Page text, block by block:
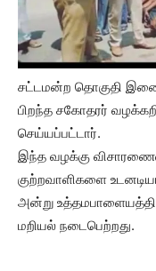
சட்டமன்ற தொகுதி
பிறந்த சகோதரர்
செய்யப்பட்டார்.
இந்த வழக்கு
குற்றவாளிகளை
அன்று
மறியல் நடைபெற்றது.